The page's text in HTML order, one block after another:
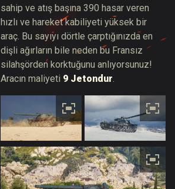
sahip ve atış başına 390 hasar veren
hızlı ve hareket kabiliyeti yüksek bir
araç. Bu sayıyı dörtle çarptığınızda en
dişli ağırların bile neden bu Fransız
silahşörden korktuğunu anlıyorsunuz!
Aracın maliyeti 9 Jetondur